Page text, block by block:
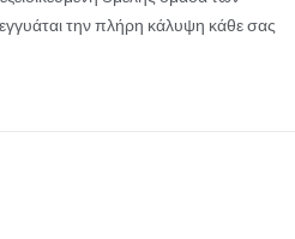
την πλήρη κάλυψη κάθε σας